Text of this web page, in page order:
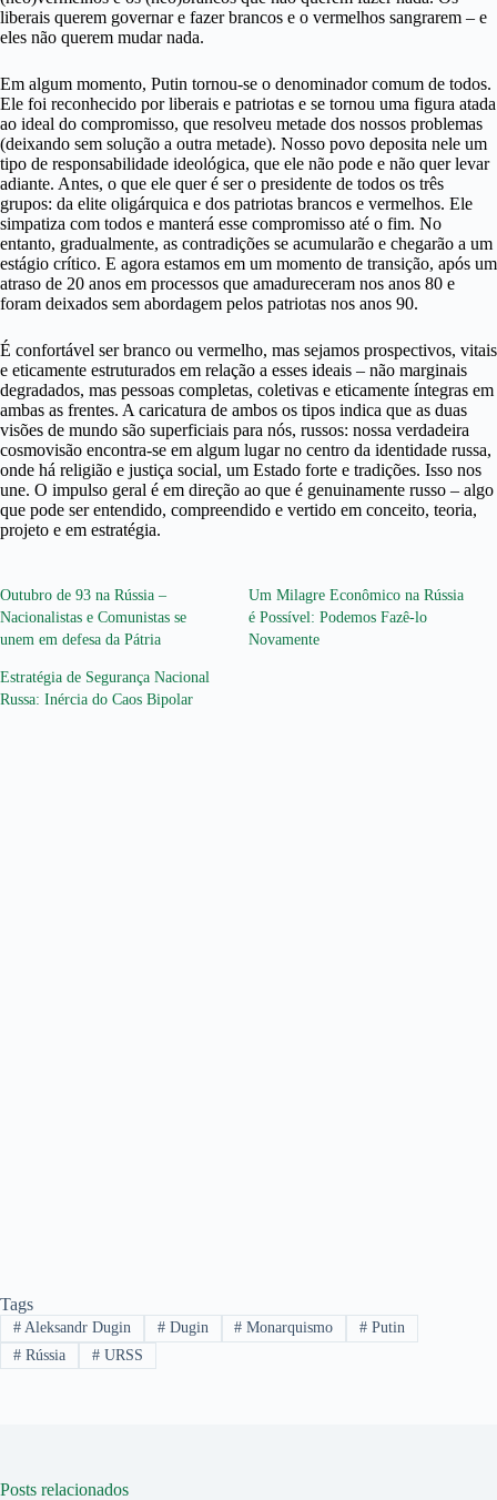
liberais querem governar e fazer brancos e o vermelhos sangrarem – e
eles não querem mudar nada.
Em algum momento, Putin tornou-se o denominador comum de todos.
Ele foi reconhecido por liberais e patriotas e se tornou uma figura atada
ao ideal do compromisso, que resolveu metade dos nossos problemas
(deixando sem solução a outra metade). Nosso povo deposita nele um
tipo de responsabilidade ideológica, que ele não pode e não quer levar
adiante. Antes, o que ele quer é ser o presidente de todos os três
grupos: da elite oligárquica e dos patriotas brancos e vermelhos. Ele
simpatiza com todos e manterá esse compromisso até o fim. No
entanto, gradualmente, as contradições se acumularão e chegarão a um
estágio crítico. E agora estamos em um momento de transição, após um
atraso de 20 anos em processos que amadureceram nos anos 80 e
foram deixados sem abordagem pelos patriotas nos anos 90.
É confortável ser branco ou vermelho, mas sejamos prospectivos, vitais
e eticamente estruturados em relação a esses ideais – não marginais
degradados, mas pessoas completas, coletivas e eticamente íntegras em
ambas as frentes. A caricatura de ambos os tipos indica que as duas
visões de mundo são superficiais para nós, russos: nossa verdadeira
cosmovisão encontra-se em algum lugar no centro da identidade russa,
onde há religião e justiça social, um Estado forte e tradições. Isso nos
une. O impulso geral é em direção ao que é genuinamente russo – algo
que pode ser entendido, compreendido e vertido em conceito, teoria,
projeto e em estratégia.
Outubro de 93 na Rússia –
Nacionalistas e Comunistas se
unem em defesa da Pátria
Um Milagre Econômico na Rússia
é Possível: Podemos Fazê-lo
Novamente
Estratégia de Segurança Nacional
Russa: Inércia do Caos Bipolar
Tags
#Aleksandr Dugin #Dugin # Monarquismo # Putin
#Rússia #URSS
Posts relacionados